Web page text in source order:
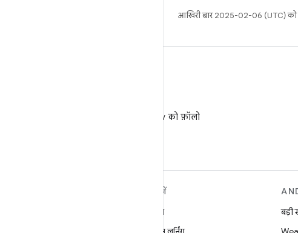
आखिरी बार 2025-02-06 (UTC) को
X पर @AndroidDev को फ़ॉलो
खोजें
गेमिंग
बड़ी